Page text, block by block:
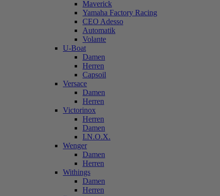
Maverick
Yamaha Factory Racing
CEO Adesso
Automatik
Volante
U-Boat
Damen
Herren
Capsoil
Versace
Damen
Herren
Victorinox
Herren
Damen
I.N.O.X.
Wenger
Damen
Herren
Withings
Damen
Herren